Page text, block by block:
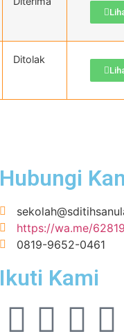
Ditolak
Hubungi
https://wa.me/
0819-9652-0461
Ikuti Kami